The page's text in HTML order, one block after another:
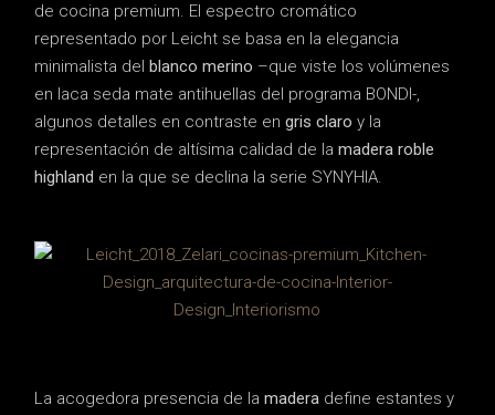
de cocina premium. El espectro cromático
representado por Leicht se basa en la elegancia
minimalista delblanco merino –que viste los volúmenes
en laca seda mate antihuellas del programa BONDI-,
algunos detalles en contraste engris claro y la
representación de altísima calidad de lamadera roble
highland en la que se declina la serie SYNYHIA.
La acogedora presencia de lamadera define estantes y